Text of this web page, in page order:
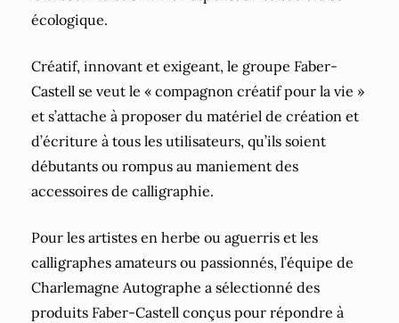
écologique.
Créatif, innovant et exigeant, le groupe Faber-
Castell se veut le « compagnon créatif pour la vie »
et s’attache à proposer du matériel de création et
d’écriture à tous les utilisateurs, qu’ils soient
débutants ou rompus au maniement des
accessoires de calligraphie.
Pour les artistes en herbe ou aguerris et les
calligraphes amateurs ou passionnés, l’équipe de
Charlemagne Autographe a sélectionné des
produits Faber-Castell conçus pour répondre à